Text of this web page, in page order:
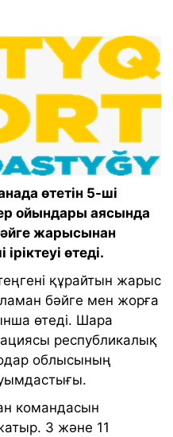
өтетін 5-ші
ойындары аясында
жарысынан
өтеді.
құрайтын жарыс
бәйге мен жорға
өтеді. Шара
республикалық
облысының
командасын
3 және 11